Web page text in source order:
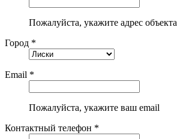
Пожалуйста, укажите адрес объекта
Город *
Email *
Пожалуйста, укажите ваш email
Контактный телефон *